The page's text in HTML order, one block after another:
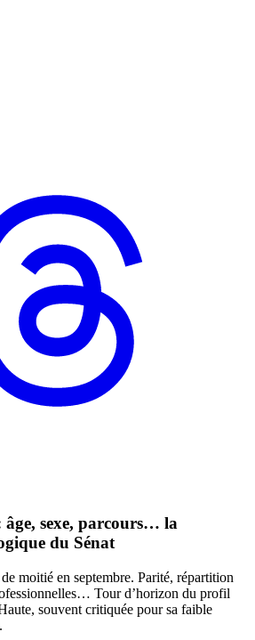
âge, sexe, parcours… la
du Sénat
moitié en septembre. Parité, répartition
Tour d’horizon du profil
souvent critiquée pour sa faible